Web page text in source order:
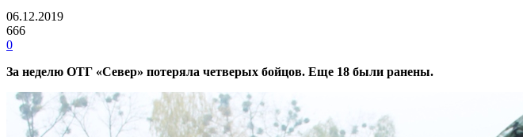
06.12.2019
666
0
За неделю ОТГ «Север» потеряла четверых бойцов. Еще 18 были ранены.